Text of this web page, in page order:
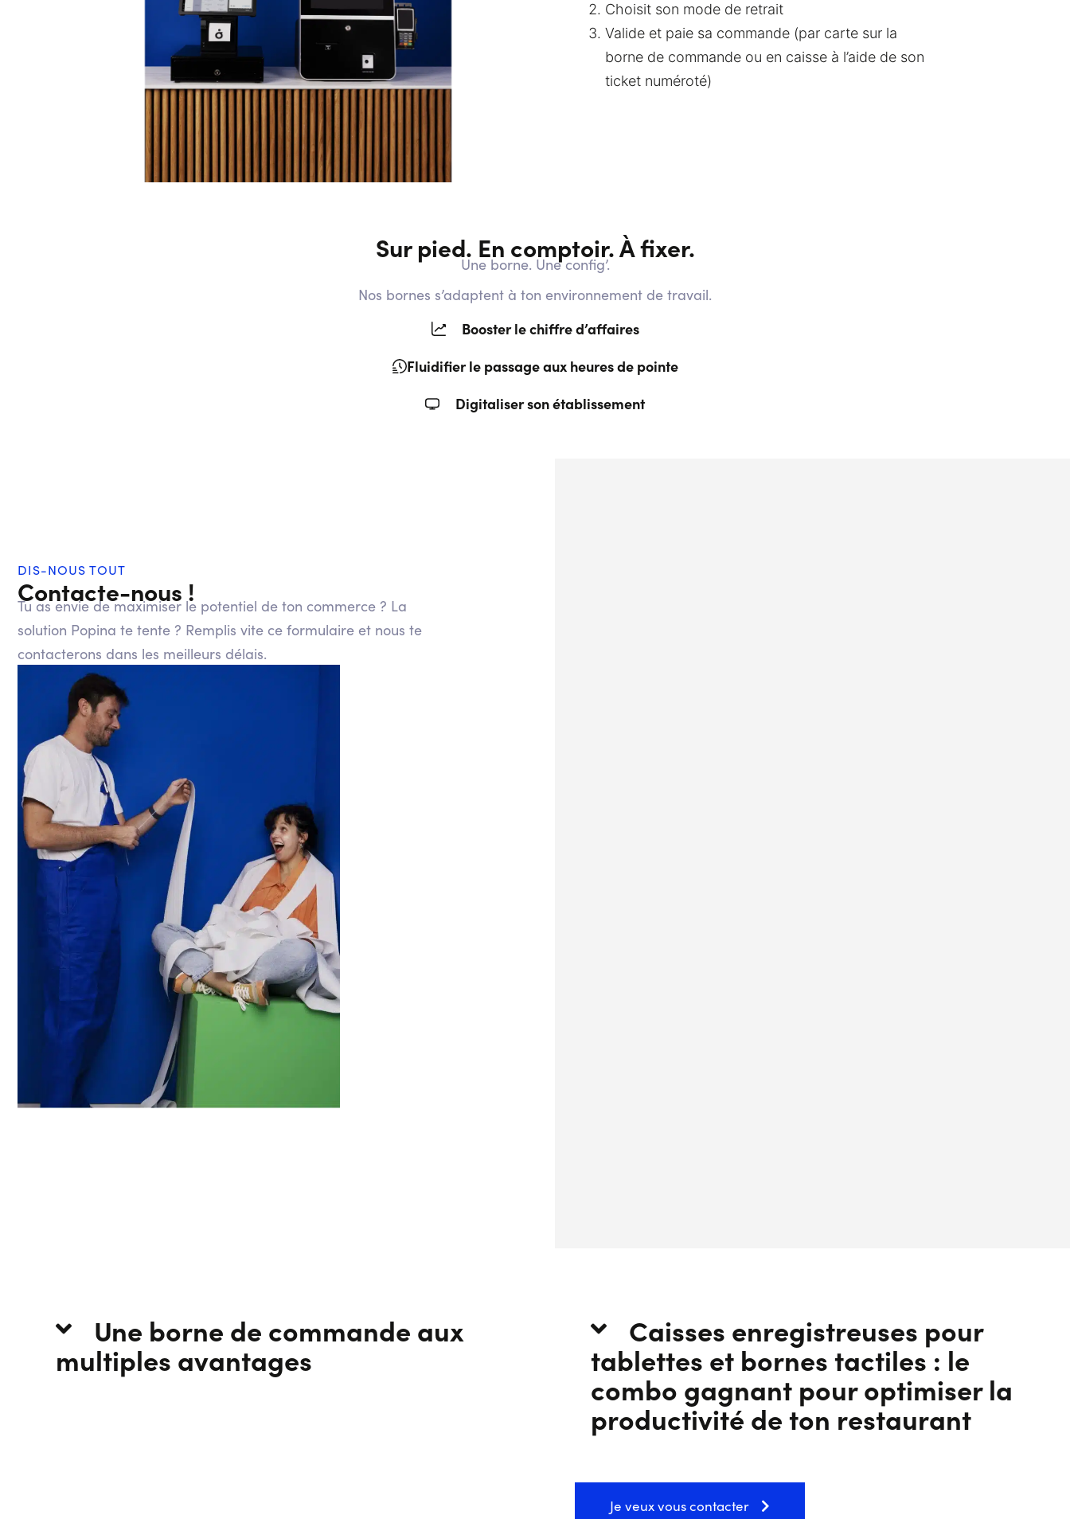
Choisit son mode de retrait
Valide et paie sa commande (par carte sur la
borne de commande ou en caisse à l’aide de son
ticket numéroté)
Sur pied. En comptoir. À fixer.
Une borne. Une config’.
Nos bornes s’adaptent à ton environnement de travail.
Booster le chiffre d’affaires
Fluidifier le passage aux heures de pointe
Digitaliser son établissement
DIS-NOUS TOUT
Contacte-nous !
Tu as envie de maximiser le potentiel de ton commerce ? La
solution Popina te tente ? Remplis vite ce formulaire et nous te
contacterons dans les meilleurs délais.
Une borne de commande aux
multiples avantages
Caisses enregistreuses pour
tablettes et bornes tactiles : le
combo gagnant pour optimiser la
productivité de ton restaurant
Je veux vous contacter